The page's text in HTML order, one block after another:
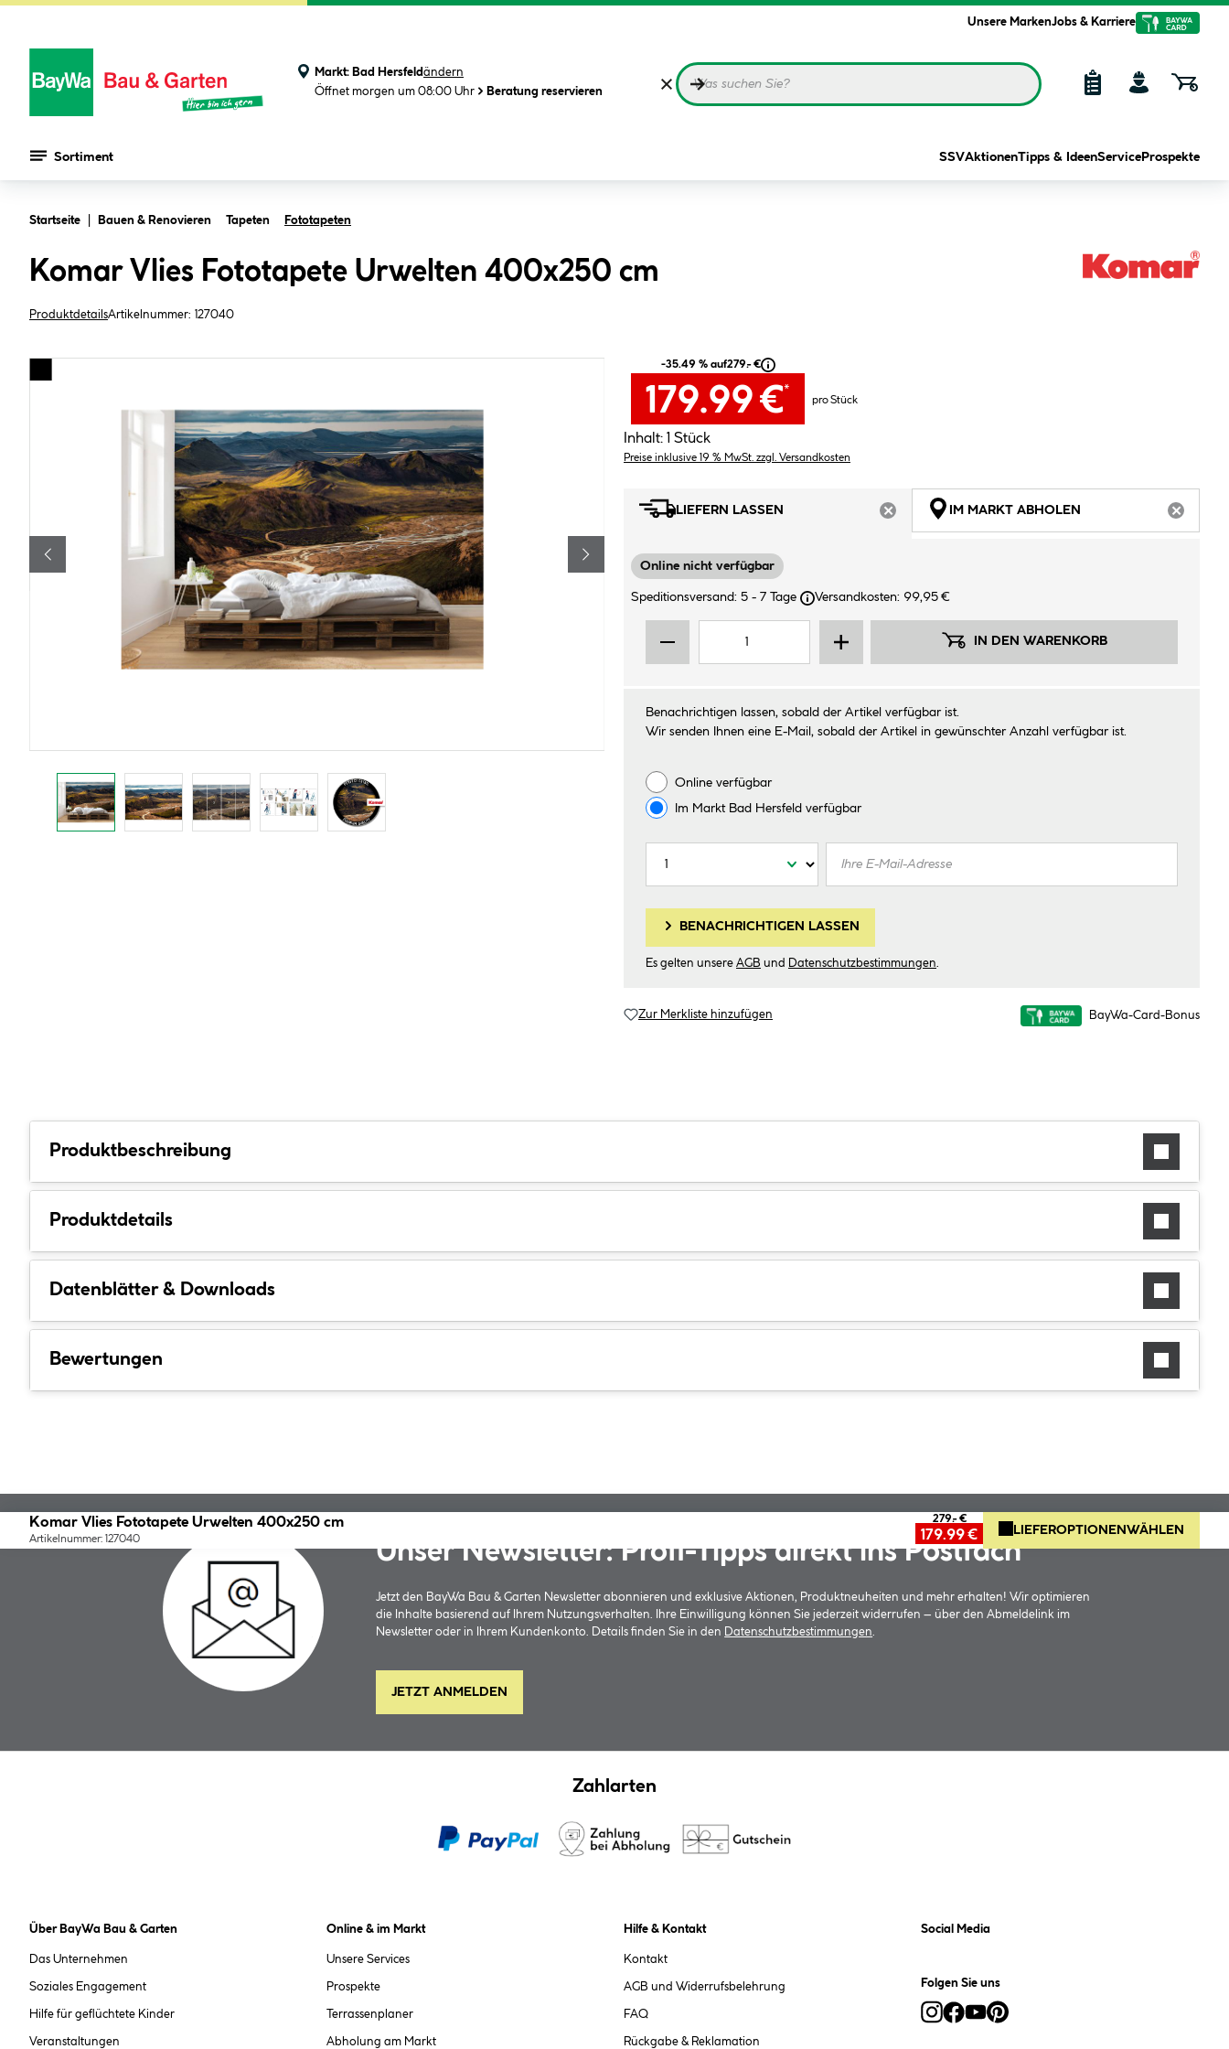
Unsere MarkenJobs & Karriere
Markt: Bad Hersfeldändern
Öffnet morgen um 08:00 Uhr
Beratung reservieren
Sortiment SSVAktionenTipps & IdeenService Prospekte
Startseite Bauen & Renovieren Tapeten Fototapeten
Komar Vlies Fototapete Urwelten 400x250 cm
ProduktdetailsArtikelnummer: 127040
-35.49 % auf279.- €
179.99 €*
pro Stück
Inhalt: 1 Stück
Preise inklusive 19 % MwSt. zzgl. Versandkosten
LIEFERN LASSEN
ARTIKEL NICHT VERFÜGBAR
IM MARKT ABHOLEN
Online nicht verfügbar
Speditionsversand: 5 - 7 Tage Versandkosten: 99,95 €
IN DEN WARENKORB
Benachrichtigen lassen, sobald der Artikel verfügbar ist.
Wir senden Ihnen eine E-Mail, sobald der Artikel in gewünschter Anzahl verfügbar ist.
Online verfügbar
Im Markt Bad Hersfeld verfügbar
BENACHRICHTIGEN LASSEN
Es gelten unsere AGB und Datenschutzbestimmungen
Zur Merkliste hinzufügen BayWa-Card-Bonus
Produktbeschreibung
Produktdetails
Datenblätter & Downloads
Bewertungen
Komar Vlies Fototapete Urwelten 400x250 cm
Artikelnummer: 127040
279.- €
179.99 € LIEFEROPTIONEN WÄHLEN
Unser Newsletter: Profi-Tipps direkt ins Postfach
Jetzt den BayWa Bau & Garten Newsletter abonnieren und exklusive Aktionen, Produktneuheiten und mehr erhalten! Wir optimieren
die Inhalte basierend auf Ihrem Nutzungsverhalten. Ihre Einwilligung können Sie jederzeit widerrufen – über den Abmeldelink im
Newsletter oder in Ihrem Kundenkonto. Details finden Sie in den
Datenschutzbestimmungen
JETZT ANMELDEN
Zahlarten
Über BayWa Bau & Garten
Das Unternehmen
Soziales Engagement
Hilfe für geflüchtete Kinder
Veranstaltungen
Online & im Markt
Unsere Services
Prospekte
Terrassenplaner
Abholung am Markt
Hilfe & Kontakt
Kontakt
AGB und Widerrufsbelehrung
FAQ
Rückgabe & Reklamation
Social Media
Folgen Sie uns